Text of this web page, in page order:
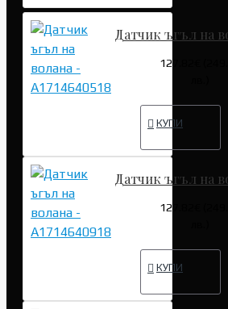
Датчик ъгъл на
127.82€
КУПИ
Датчик ъгъл на
127.82€
КУПИ